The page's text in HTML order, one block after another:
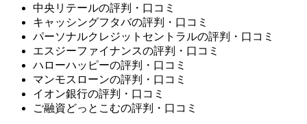
中央リテールの評判・口コミ
キャッシングフタバの評判・口コミ
パーソナルクレジットセントラルの評判・口コミ
エスジーファイナンスの評判・口コミ
ハローハッピーの評判・口コミ
マンモスローンの評判・口コミ
イオン銀行の評判・口コミ
ご融資どっとこむの評判・口コミ